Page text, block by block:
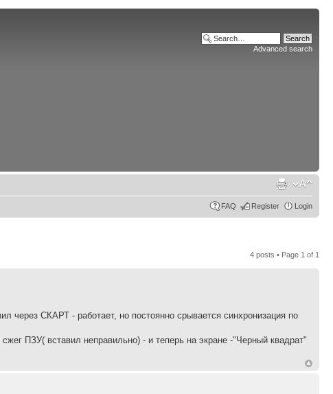
Advanced search
FAQ Register Login
4 posts • Page 1 of 1
через СКАРТ - работает, но постоянно срывается синхронизация по
ПЗУ( вставил неправильно) - и теперь на экране -"Черный квадрат"